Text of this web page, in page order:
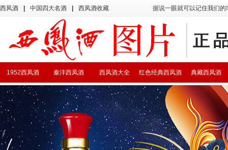
西凤酒 中国四大名酒 西凤酒收藏 据说一眼就可以记住我们
典藏西凤酒
红色经典西凤酒
西凤酒大全
秦沣西凤酒
1952西凤酒